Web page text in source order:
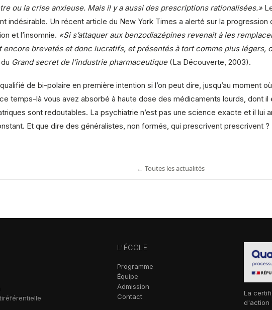
ou la crise anxieuse. Mais il y a aussi des prescriptions rationalisées.»
indésirable. Un récent article du New York Times a alerté sur la
et l’insomnie. «Si s’attaquer aux benzodiazépines revenait à les
encore brevetés et donc lucratifs, et présentés à tort comme plus légers,
Grand secret de l’industrie pharmaceutique(La Découverte, 2003).
de bi-polaire en première intention si l’on peut dire, jusqu’au moment
temps-là vous avez absorbé à haute dose des médicaments lourds, dont
sont redoutables. La psychiatrie n’est pas une science exacte et il lui
Et que dire des généralistes, non formés, qui prescrivent prescrivent ?
← Toutes les actualités
L'ÉCOLE
Programme
Équipe
Admission
Contact
La
d'action